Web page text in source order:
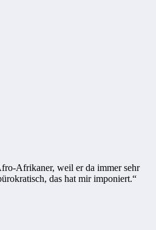
Afrikaner, weil er da immer sehr
das hat mir imponiert.“